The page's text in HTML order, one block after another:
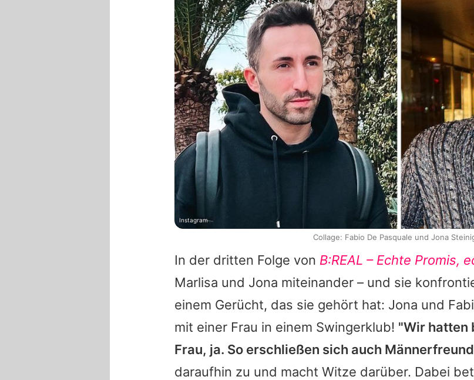
In der dritten Folge von B:REAL – Echte Promis,
Marlisa und Jona miteinander – und sie
einem Gerücht, das sie gehört hat: Jona und
mit einer Frau in einem Swingerklub! "Wir hatten
Frau, ja. So erschließen sich auch
daraufhin zu und macht Witze darüber. Dabei
Instagram
Collage: Fabio De Pasquale und Jona